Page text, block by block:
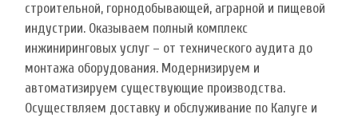
строительной, горнодобывающей, аграрной и пищевой
индустрии. Оказываем полный комплекс
инжиниринговых услуг – от технического аудита до
монтажа оборудования. Модернизируем и
автоматизируем существующие производства.
Осуществляем доставку и обслуживание по Калуге и